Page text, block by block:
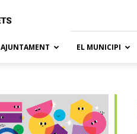
Hostalets
de
AJUNTAMENT EL MUNICIPI